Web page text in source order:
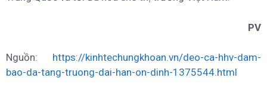
PV
Nguồn: https://kinhtechungkhoan.vn/deo-ca-hhv-dam-
bao-da-tang-truong-dai-han-on-dinh-1375544.html